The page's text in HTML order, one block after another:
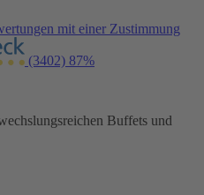
mit einer Zustimmung
(3402) 87%
Buffets und